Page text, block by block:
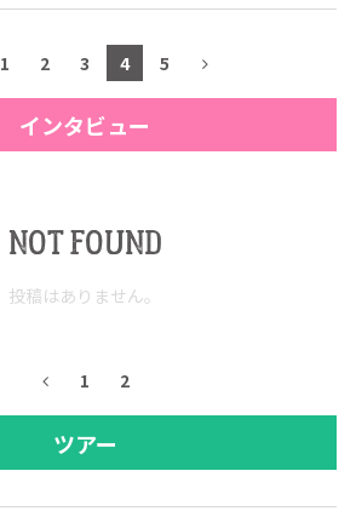
1 2 3 4 5
インタビュー
NOT FOUND
投稿はありません。
1 2
ツアー